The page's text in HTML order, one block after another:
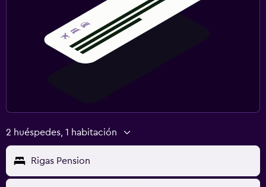
2 huéspedes, 1 habitación
Rigas Pension